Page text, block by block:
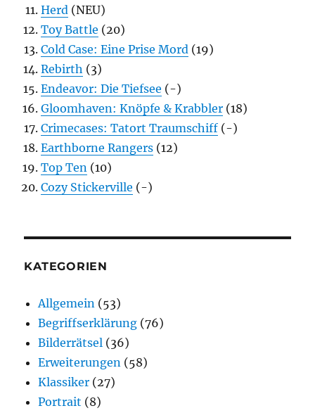
Herd (NEU)
Toy Battle (20)
Cold Case: Eine Prise Mord (19)
Rebirth (3)
Endeavor: Die Tiefsee (-)
Gloomhaven: Knöpfe & Krabbler (18)
Crimecases: Tatort Traumschiff (-)
Earthborne Rangers (12)
Top Ten (10)
Cozy Stickerville (-)
KATEGORIEN
Allgemein (53)
Begriffserklärung (76)
Bilderrätsel (36)
Erweiterungen (58)
Klassiker (27)
Portrait (8)